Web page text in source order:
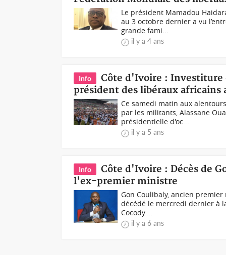
Le président Mamadou
au 3 octobre dernier a vu
grande fami...
il y a 4 ans
Info
Côte d'Ivoire : Investiture
président des libéraux
Ce samedi matin aux
par les militants, Alassane
présidentielle d'oc...
il y a 5 ans
Info
Côte d'Ivoire : Décès de
l'ex-premier ministre
Gon Coulibaly, ancien
décédé le mercredi dernier à
Cocody....
il y a 6 ans